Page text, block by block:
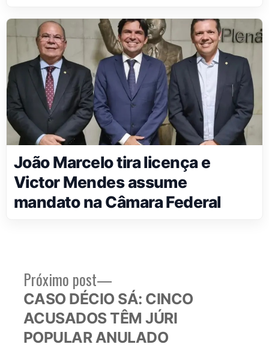
João Marcelo tira licença e
Victor Mendes assume
mandato na Câmara Federal
Navegação
de
Post
Próximo post
Próximo
post:
CASO DÉCIO SÁ: CINCO
ACUSADOS TÊM JÚRI
POPULAR ANULADO